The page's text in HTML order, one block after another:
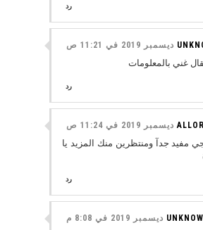
رد
غني بالمعلومات
رد
مفيد جدآ ومنتظرين منك المزيد يا
رد